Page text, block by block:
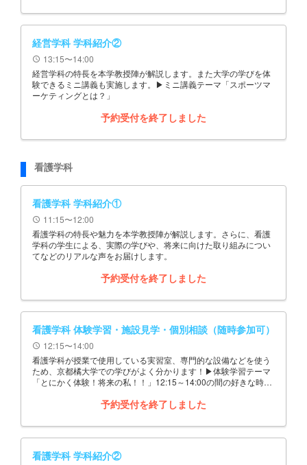
経営学科 学科紹介②
schedule 13:15〜14:00
経営学科の特長を本学教授陣が解説します。また大学の学びを体
験できるミニ講義も実施します。▶ミニ講義テーマ「スポーツマ
ーケティングとは？」
予約受付を終了しました
看護学科
看護学科 学科紹介①
schedule 11:15〜12:00
看護学科の特長や魅力を本学教授陣が解説します。さらに、看護
学科の学生による、実際の学びや、将来に向けた取り組みについ
てなどのリアルな声をお届けします。
予約受付を終了しました
看護学科 体験学習・施設見学・個別相談（随時参加可）
schedule 12:15〜14:00
看護学科が授業で使用している実習室、専門的な設備などを使う
ため、京都橘大学での学びがよく分かります！▶体験学習テーマ
「とにかく体験！将来の私！！」12:15～14:00の間の好きな時間
予約受付を終了しました
看護学科 学科紹介②